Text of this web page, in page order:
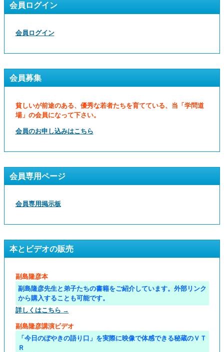
会員ログイン
会員ログイン
会員募集
貧しいが前途のある、優秀な若者たちを育てている、当「学問道
場」の会員になって下さい。
会員のお申し込みはこちら
会員専用ページ
会員専用掲示板
本とビデオの販売
副島隆彦本
副島隆彦先生と弟子たちの書籍をご紹介しています。外部リンク
から購入することも可能です。
詳しくはこちら →
副島隆彦講演ビデオ
「今日のぼやきの語り口」を実際に映像で体感できる秘蔵のＶＴ
Ｒ